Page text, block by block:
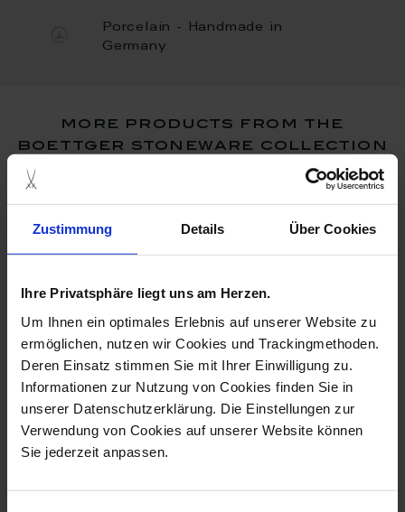
Zustimmung Details Über Cookies
Ihre Privatsphäre liegt uns am Herzen.
Um Ihnen ein optimales Erlebnis auf unserer Website zu
ermöglichen, nutzen wir Cookies und Trackingmethoden.
Deren Einsatz stimmen Sie mit Ihrer Einwilligung zu.
Informationen zur Nutzung von Cookies finden Sie in
unserer Datenschutzerklärung. Die Einstellungen zur
Verwendung von Cookies auf unserer Website können
Sie jederzeit anpassen.
Porcelain - Handmade in
Germany
more products from the
boettger stoneware collection
Bell, Boettger Stoneware,
H 5 Cm
Available
$78.00
Girl Standing, Böttger
Stoneware, ...
Available